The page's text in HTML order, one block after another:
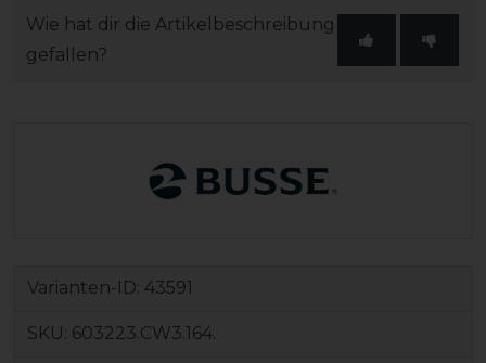
Wie hat dir die Artikelbeschreibung
gefallen?
Varianten-ID: 43591
SKU: 603223.CW3.164.